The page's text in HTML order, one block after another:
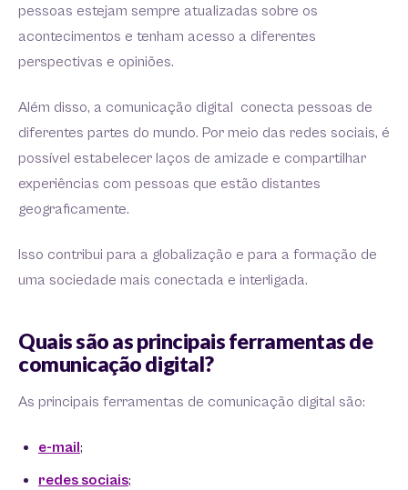
pessoas estejam sempre atualizadas sobre os
acontecimentos e tenham acesso a diferentes
perspectivas e opiniões.
Além disso, a comunicação digital conecta pessoas de
diferentes partes do mundo. Por meio das redes sociais, é
possível estabelecer laços de amizade e compartilhar
experiências com pessoas que estão distantes
geograficamente.
Isso contribui para a globalização e para a formação de
uma sociedade mais conectada e interligada.
Quais são as principais ferramentas de
comunicação digital?
As principais ferramentas de comunicação digital são:
e-mail;
redes sociais;